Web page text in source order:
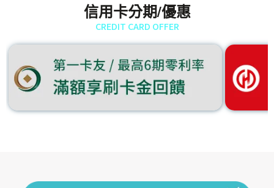
信用卡分期/優惠
CREDIT CARD OFFER